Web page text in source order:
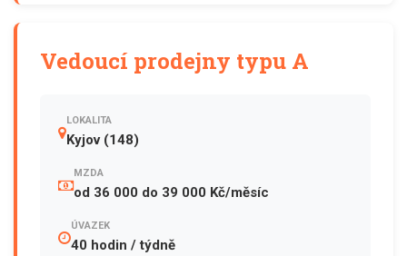
Vedoucí prodejny typu A
LOKALITA
Kyjov (148)
MZDA
od 36 000 do 39 000 Kč/měsíc
ÚVAZEK
40 hodin / týdně